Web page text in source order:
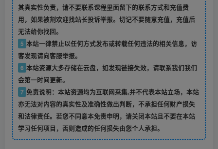
其真实性负责，请不要联系课程里面留下的联系方式和充值费
用，如果被割欢迎找站长投诉举报。切记不要随意充值，充值后
无法给你找回。
5 本站一律禁止以任何方式发布或转载任何违法的相关信息，访
客发现请向客服举报。
6 本站资源大多存储在云盘，如发现链接失效，请联系我们我们
会第一时间更新。
7 免责说明：本站资源均为互联网采集,并不代表本站立场，本站
亦无法对内容的真实性及准确性做出判断，不承担任何财产损失
和法律责任。若您不同意本免责申明，请关闭本站且不要在本站
学习任何项目，否则造成的任何损失由您个人承担。